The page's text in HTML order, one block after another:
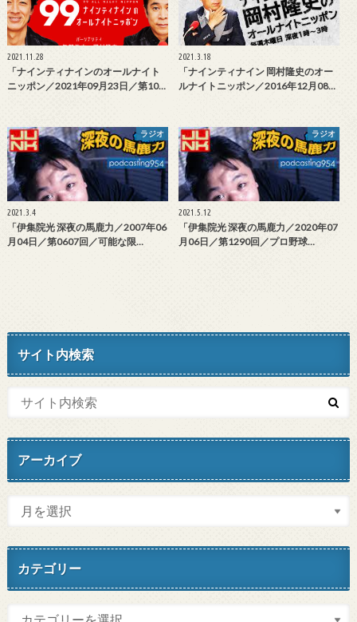
2021.11.28
「ナインティナインのオールナイト
ニッポン／2021年09月23日／第10…
2021.3.18
「ナインティナイン 岡村隆史のオー
ルナイトニッポン／2016年12月08…
ラジオ
2021.3.4
「伊集院光 深夜の馬鹿力／2007年06
月04日／第0607回／可能な限…
ラジオ
2021.5.12
「伊集院光 深夜の馬鹿力／2020年07
月06日／第1290回／プロ野球…
サイト内検索
アーカイブ
カテゴリー